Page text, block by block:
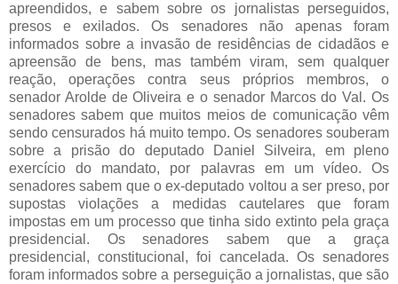
apreendidos, e sabem sobre os jornalistas perseguidos,
presos e exilados. Os senadores não apenas foram
informados sobre a invasão de residências de cidadãos e
apreensão de bens, mas também viram, sem qualquer
reação, operações contra seus próprios membros, o
senador Arolde de Oliveira e o senador Marcos do Val. Os
senadores sabem que muitos meios de comunicação vêm
sendo censurados há muito tempo. Os senadores souberam
sobre a prisão do deputado Daniel Silveira, em pleno
exercício do mandato, por palavras em um vídeo. Os
senadores sabem que o ex-deputado voltou a ser preso, por
supostas violações a medidas cautelares que foram
impostas em um processo que tinha sido extinto pela graça
presidencial. Os senadores sabem que a graça
presidencial, constitucional, foi cancelada. Os senadores
foram informados sobre a perseguição a jornalistas, que são